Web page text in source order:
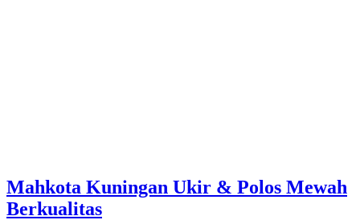
Mahkota Kuningan Ukir & Polos Mewah
Berkualitas